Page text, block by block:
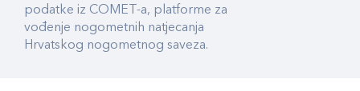
podatke iz COMET-a, platforme za
vođenje nogometnih natjecanja
Hrvatskog nogometnog saveza.